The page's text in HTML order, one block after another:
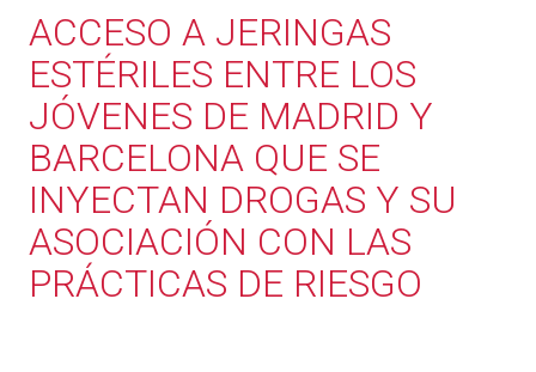
ACCESO A JERINGAS
ESTÉRILES ENTRE LOS
JÓVENES DE MADRID Y
BARCELONA QUE SE
INYECTAN DROGAS Y SU
ASOCIACIÓN CON LAS
PRÁCTICAS DE RIESGO